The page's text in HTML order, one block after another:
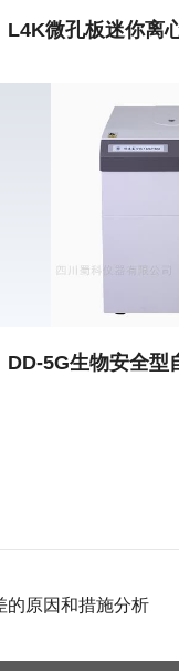
L4K微孔板迷你离
DD-5G生物安全型
的原因和措施分析